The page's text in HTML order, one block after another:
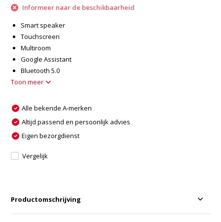
Informeer naar de beschikbaarheid
Smart speaker
Touchscreen
Multiroom
Google Assistant
Bluetooth 5.0
Toon meer
Alle bekende A-merken
Altijd passend en persoonlijk advies
Eigen bezorgdienst
Vergelijk
Productomschrijving